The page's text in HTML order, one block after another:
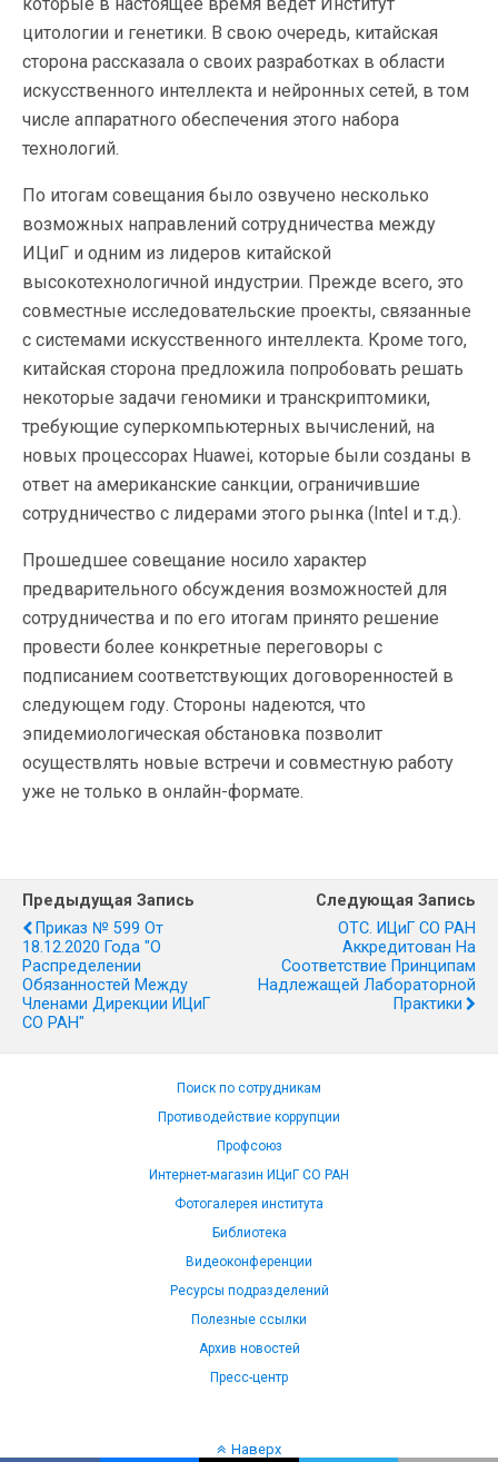
цитологии и генетики. В свою очередь, китайская
сторона рассказала о своих разработках в области
искусственного интеллекта и нейронных сетей, в том
числе аппаратного обеспечения этого набора
технологий.
По итогам совещания было озвучено несколько
возможных направлений сотрудничества между
ИЦиГ и одним из лидеров китайской
высокотехнологичной индустрии. Прежде всего, это
совместные исследовательские проекты, связанные
с системами искусственного интеллекта. Кроме того,
китайская сторона предложила попробовать решать
некоторые задачи геномики и транскриптомики,
требующие суперкомпьютерных вычислений, на
новых процессорах Huawei, которые были созданы в
ответ на американские санкции, ограничившие
сотрудничество с лидерами этого рынка (Intel и т.д.).
Прошедшее совещание носило характер
предварительного обсуждения возможностей для
сотрудничества и по его итогам принято решение
провести более конкретные переговоры с
подписанием соответствующих договоренностей в
следующем году. Стороны надеются, что
эпидемиологическая обстановка позволит
осуществлять новые встречи и совместную работу
уже не только в онлайн-формате.
Предыдущая Запись
Приказ № 599 От
18.12.2020 Года "О
Распределении
Обязанностей Между
Членами Дирекции ИЦиГ
СО РАН"
Следующая Запись
ОТС. ИЦиГ СО РАН
Аккредитован На
Соответствие Принципам
Надлежащей Лабораторной
Практики
Поиск по сотрудникам
Противодействие коррупции
Профсоюз
Интернет-магазин ИЦиГ СО РАН
Фотогалерея института
Библиотека
Видеоконференции
Ресурсы подразделений
Полезные ссылки
Архив новостей
Пресс-центр
Наверх